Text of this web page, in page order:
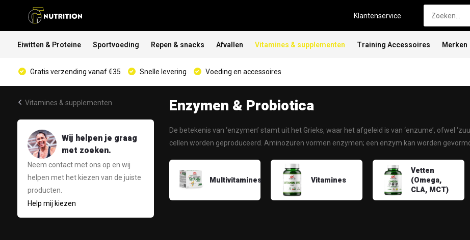
Klantenservice
Eiwitten & Proteine Sportvoeding Repen & snacks Afvallen Vitamines & supplementen Training Accessoires Merken
Gratis verzending vanaf €35 Snelle levering Voeding en accessoires
Vitamines & supplementen
Wij helpen je graag
met zoeken.
Neem contact met ons op en wij
helpen met het kiezen van de juiste
producten.
Help mij kiezen
Enzymen & Probiotica
De betekenis van ‘enzymen’ stamt uit het Grieks, waar het afgeleid is van ‘enzume’, ofwel
cellen worden geproduceerd. Aminozuren vormen enzymen; een enzym kan worden
Multivitamines Vitamines
Vetten
(Omega,
CLA, MCT)